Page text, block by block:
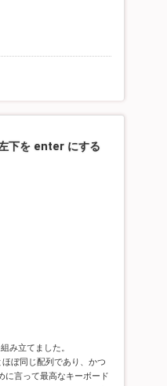
下を enter にする
み立てました。
ほぼ同じ配列であり、かつ
に言って最高なキーボード